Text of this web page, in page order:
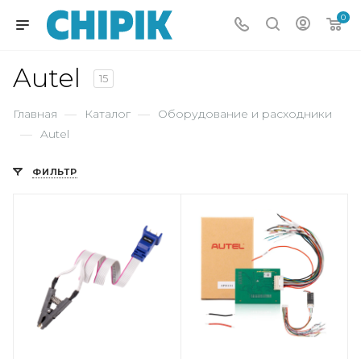
0
Autel 15
Главная — Каталог — Оборудование и расходники
— Autel
ФИЛЬТР